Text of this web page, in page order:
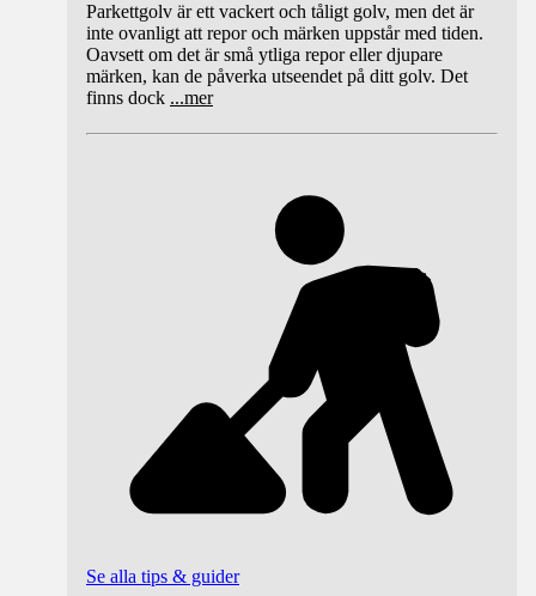
Parkettgolv är ett vackert och tåligt golv, men det är
inte ovanligt att repor och märken uppstår med tiden.
Oavsett om det är små ytliga repor eller djupare
märken, kan de påverka utseendet på ditt golv. Det
finns dock ...mer
Se alla tips & guider